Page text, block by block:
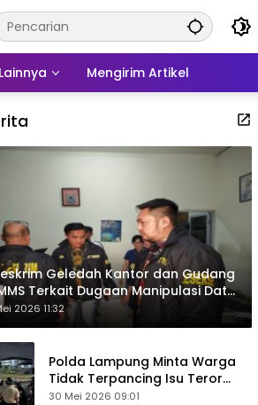
Lainnya Mengirim Artikel
Geledah Kantor dan Gudang
Terkait Dugaan Manipulasi Data
Sawit
2026 11:32
Polda Lampung Minta Warga
Tidak Terpancing Isu Teror
Pocong Palsu, Patroli
30 Mei 2026 09:01